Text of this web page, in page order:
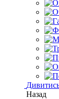
Назад